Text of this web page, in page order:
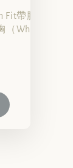
Fit帶胸墊基
（White）